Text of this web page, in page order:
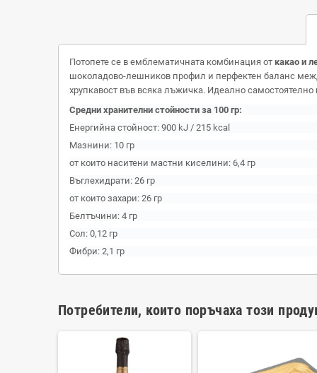
Потопете се в емблематичната комбинация от какао и
шоколадово-лешников профил и перфектен баланс
хрупкавост във всяка лъжичка. Идеално
Средни хранителни стойности за 100 гр:
Енергийна стойност: 900 kJ / 215 kcal
Мазнини: 10 гр
от които наситени мастни киселини: 6,4 гр
Въглехидрати: 26 гр
от които захари: 26 гр
Белтъчини: 4 гр
Сол: 0,12 гр
Фибри: 2,1 гр
Потребители, които поръчаха този